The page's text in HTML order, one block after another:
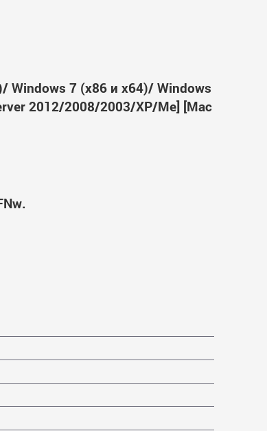
Windows 7 (x86 и x64)/ Windows
2012/2008/2003/XP/Me] [Mac